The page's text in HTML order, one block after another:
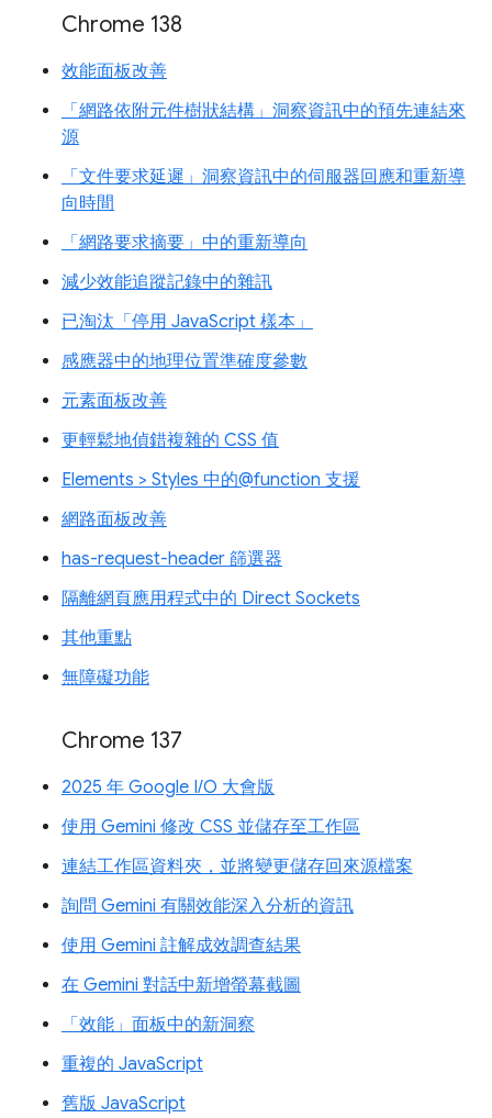
Chrome 138
效能面板改善
「網路依附元件樹狀結構」洞察資訊中的預先連結來
源
「文件要求延遲」洞察資訊中的伺服器回應和重新導
向時間
「網路要求摘要」中的重新導向
減少效能追蹤記錄中的雜訊
已淘汰「停用 JavaScript 樣本」
感應器中的地理位置準確度參數
元素面板改善
更輕鬆地偵錯複雜的 CSS 值
Elements > Styles 中的@function 支援
網路面板改善
has-request-header 篩選器
隔離網頁應用程式中的 Direct Sockets
其他重點
無障礙功能
Chrome 137
2025 年 Google I/O 大會版
使用 Gemini 修改 CSS 並儲存至工作區
連結工作區資料夾，並將變更儲存回來源檔案
詢問 Gemini 有關效能深入分析的資訊
使用 Gemini 註解成效調查結果
在 Gemini 對話中新增螢幕截圖
「效能」面板中的新洞察
重複的 JavaScript
舊版 JavaScript